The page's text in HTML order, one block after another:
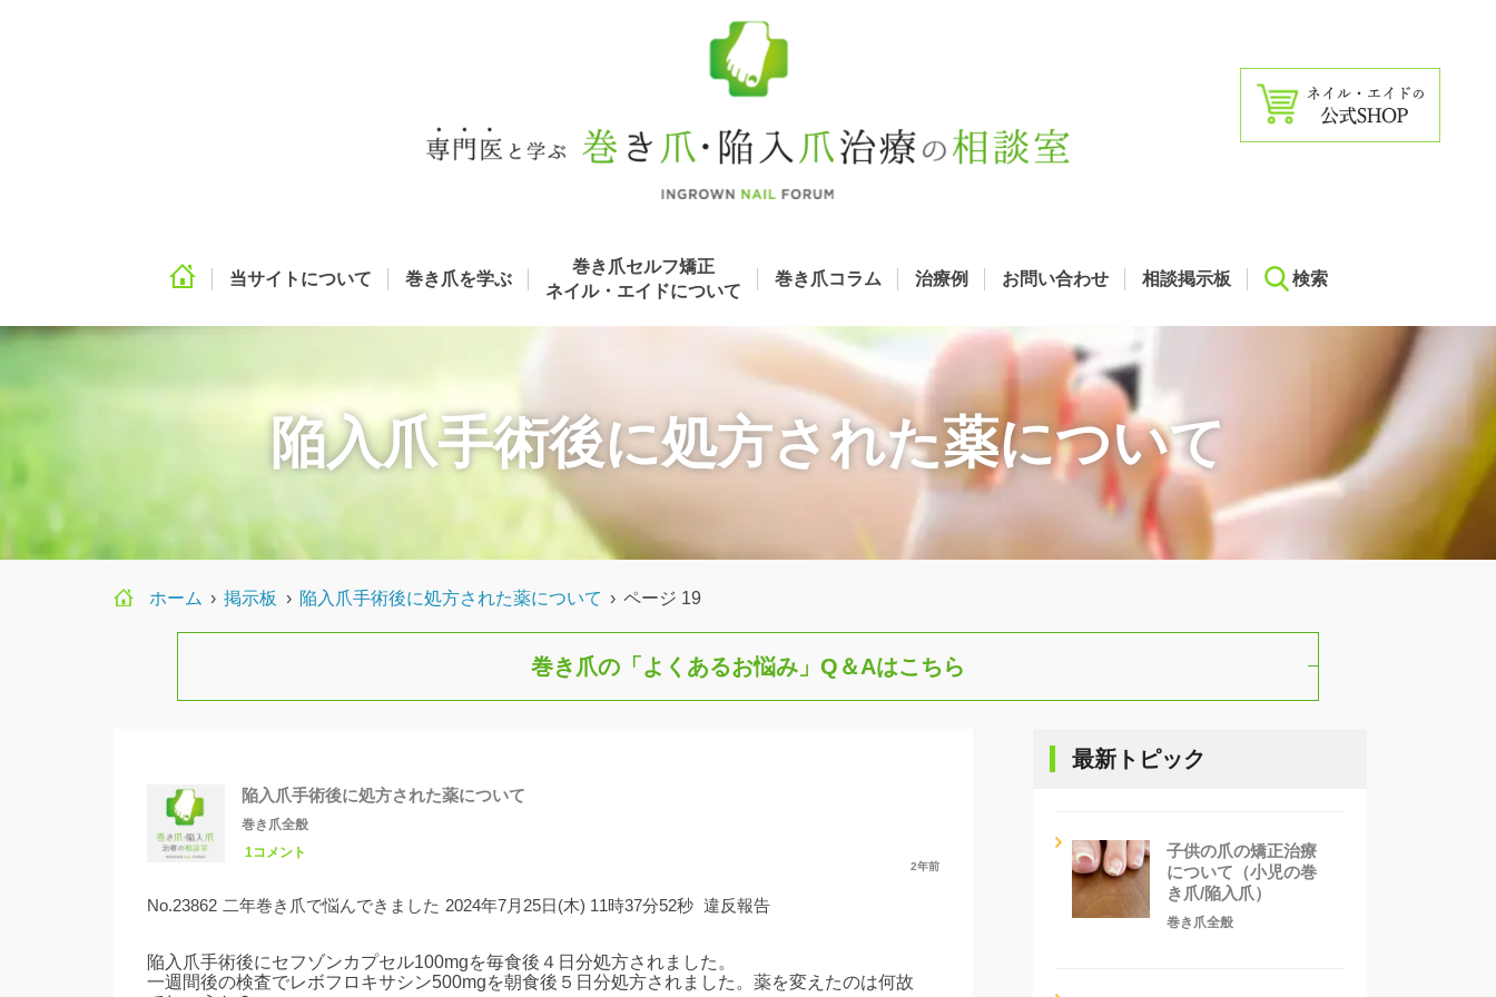
当サイトについて 巻き爪を学ぶ
巻き爪セルフ矯正
ネイル・エイドについて
巻き爪コラム 治療例 お問い合わせ 相談掲示板 検索
陥入爪手術後に処方された薬について
ホーム › › 陥入爪手術後に処方された薬について › ページ 19
巻き爪の「よくあるお悩み」 Q＆Aはこちら
陥入爪手術後に処方された薬について
巻き爪全般
1コメント
2年前
No.23862 二年巻き爪で悩んできました 2024年7月25日(木) 11時37分52秒 違反報告
陥入爪手術後にセフゾンカプセル100mgを毎食後４日分処方されました。
一週間後の検査でレボフロキサシン500mgを朝食後５日分処方されました。薬を変えたのは何故
最新トピック
子供の爪の矯正治療
について（小児の巻
き爪/陥入爪）
巻き爪全般